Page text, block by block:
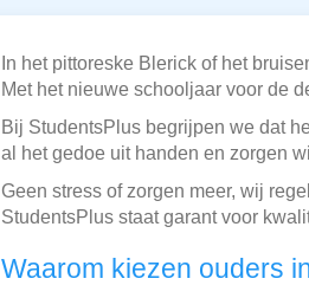
In het pittoreske Blerick of het
Met het nieuwe schooljaar voor de
Bij StudentsPlus begrijpen we dat
al het gedoe uit handen en zorgen
Geen stress of zorgen meer, wij
StudentsPlus staat garant voor
Waarom kiezen ouders